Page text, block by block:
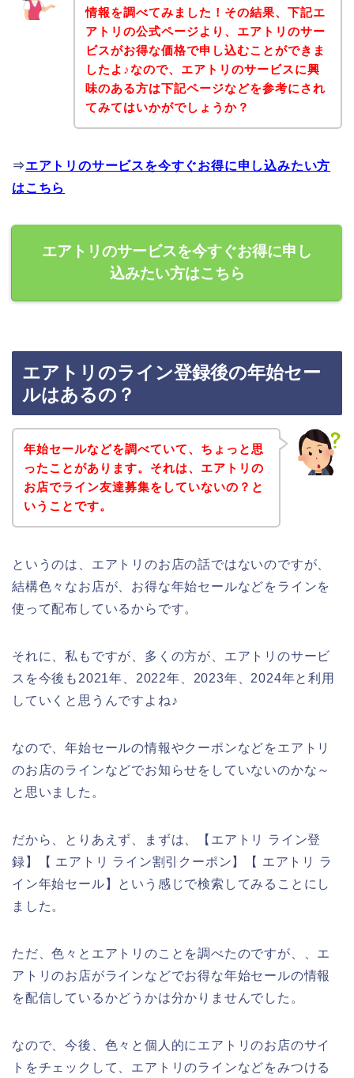
情報を調べてみました！その結果、下記エ
アトリの公式ページより、エアトリのサー
ビスがお得な価格で申し込むことができま
したよ♪なので、エアトリのサービスに興
味のある方は下記ページなどを参考にされ
てみてはいかがでしょうか？
⇒エアトリのサービスを今すぐお得に申し込みたい方
はこちら
エアトリのサービスを今すぐお得に申し
込みたい方はこちら
エアトリのライン登録後の年始セー
ルはあるの？
年始セールなどを調べていて、ちょっと思
ったことがあります。それは、エアトリの
お店でライン友達募集をしていないの？と
いうことです。
というのは、エアトリのお店の話ではないのですが、
結構色々なお店が、お得な年始セールなどをラインを
使って配布しているからです。
それに、私もですが、多くの方が、エアトリのサービ
スを今後も2021年、2022年、2023年、2024年と利用
していくと思うんですよね♪
なので、年始セールの情報やクーポンなどをエアトリ
のお店のラインなどでお知らせをしていないのかな～
と思いました。
だから、とりあえず、まずは、【エアトリ ライン登
録】【 エアトリ ライン割引クーポン】【 エアトリ ラ
イン年始セール】という感じで検索してみることにし
ました。
ただ、色々とエアトリのことを調べたのですが、、エ
アトリのお店がラインなどでお得な年始セールの情報
を配信しているかどうかは分かりませんでした。
なので、今後、色々と個人的にエアトリのお店のサイ
トをチェックして、エアトリのラインなどをみつける